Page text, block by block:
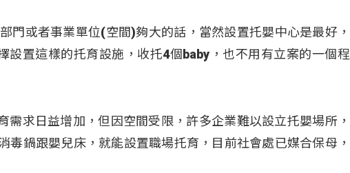
門或者事業單位(空間)夠大的話，當然設置托嬰中心是最好，
設置這樣的托育設施，收托4個baby，也不用有立案的一個程
需求日益增加，但因空間受限，許多企業難以設立托嬰場所，
毒鍋跟嬰兒床，就能設置職場托育，目前社會處已媒合保母，